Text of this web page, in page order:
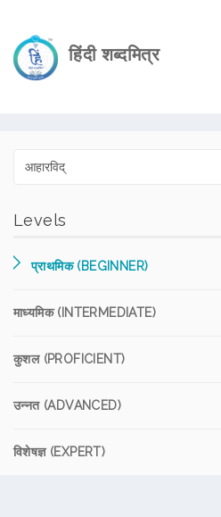
हिंदी शब्दमित्र
Levels
प्राथमिक (BEGINNER)
माध्यमिक (INTERMEDIATE)
कुशल (PROFICIENT)
उन्नत (ADVANCED)
विशेषज्ञ (EXPERT)